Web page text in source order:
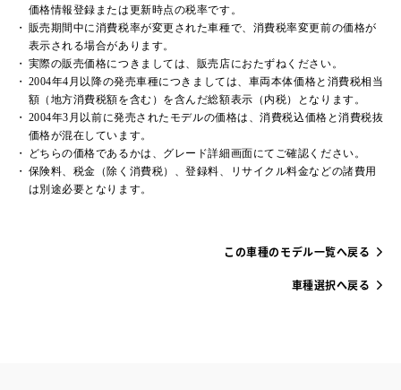
価格情報登録または更新時点の税率です。
販売期間中に消費税率が変更された車種で、消費税率変更前の価格が
表示される場合があります。
実際の販売価格につきましては、販売店におたずねください。
2004年4月以降の発売車種につきましては、車両本体価格と消費税相当
額（地方消費税額を含む）を含んだ総額表示（内税）となります。
2004年3月以前に発売されたモデルの価格は、消費税込価格と消費税抜
価格が混在しています。
どちらの価格であるかは、グレード詳細画面にてご確認ください。
保険料、税金（除く消費税）、登録料、リサイクル料金などの諸費用
は別途必要となります。
この車種のモデル一覧へ戻る
車種選択へ戻る